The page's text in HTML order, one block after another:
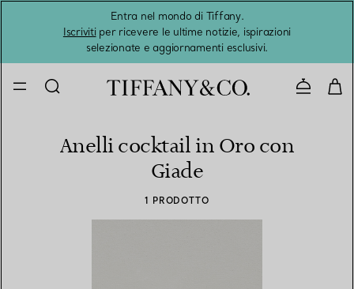
Entra nel mondo di Tiffany.
Iscrivitiper ricevere le ultime notizie, ispirazioni
selezionate e aggiornamenti esclusivi.
Anelli cocktail in Oro con
Giade
1 PRODOTTO